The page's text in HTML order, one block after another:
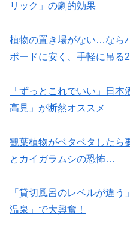
リック」の劇的効果
植物の置き場がない…なら
ボードに安く、手軽に吊る
「ずっとこれでいい」日
高見」が断然オススメ
観葉植物がベタベタしたら
とカイガラムシの恐怖…
「貸切風呂のレベルが違
温泉」で大興奮！